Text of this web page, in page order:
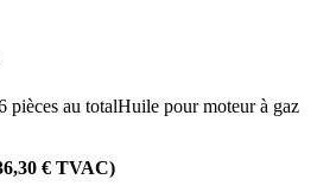
au totalHuile pour moteur à gaz
€ TVAC)